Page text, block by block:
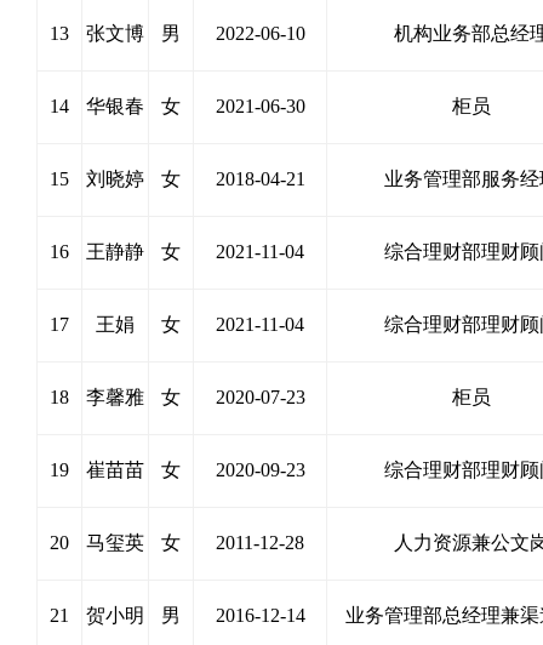
13 张文博 男 2022-06-10 机构业务部总经
14 华银春 女 2021-06-30 柜员
15 刘晓婷 女 2018-04-21 业务管理部服务经
16 王静静 女 2021-11-04 综合理财部理财顾
17 王娟 女 2021-11-04 综合理财部理财顾
18 李馨雅 女 2020-07-23 柜员
19 崔苗苗 女 2020-09-23 综合理财部理财顾
20 马玺英 女 2011-12-28 人力资源兼公文
21 贺小明 男 2016-12-14 业务管理部总经理兼